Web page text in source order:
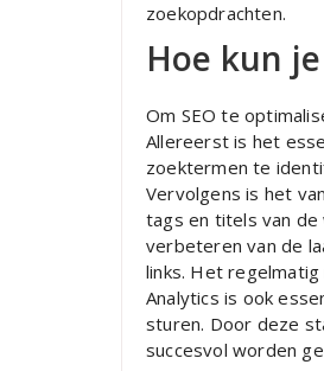
zoekopdrachten.
Hoe kun
Om SEO te
Allereerst is het
zoektermen te
Vervolgens is het
tags en titels van de
verbeteren van de
links. Het
Analytics is ook
sturen. Door deze
succesvol worden